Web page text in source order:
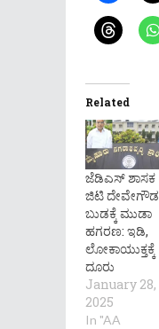
Related
ಜೆಡಿಎಸ್ ಶಾಸಕ
ಜಿಟಿ ದೇವೇಗೌಡ
ಬುಡಕ್ಕೆ ಮುಡಾ
ಹಗರಣ: ಇಡಿ,
ಲೋಕಾಯುಕ್ತಕ್ಕೆ
ದೂರು
January 28,
2025
In "AA